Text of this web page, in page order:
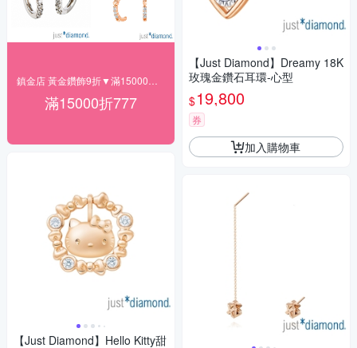
滿15000折777
【Just Diamond】Hello Kitty甜
【Just Diamond】Dreamy 18K
玫瑰金鑽石耳環-心型
$19,800
券
加入購物車